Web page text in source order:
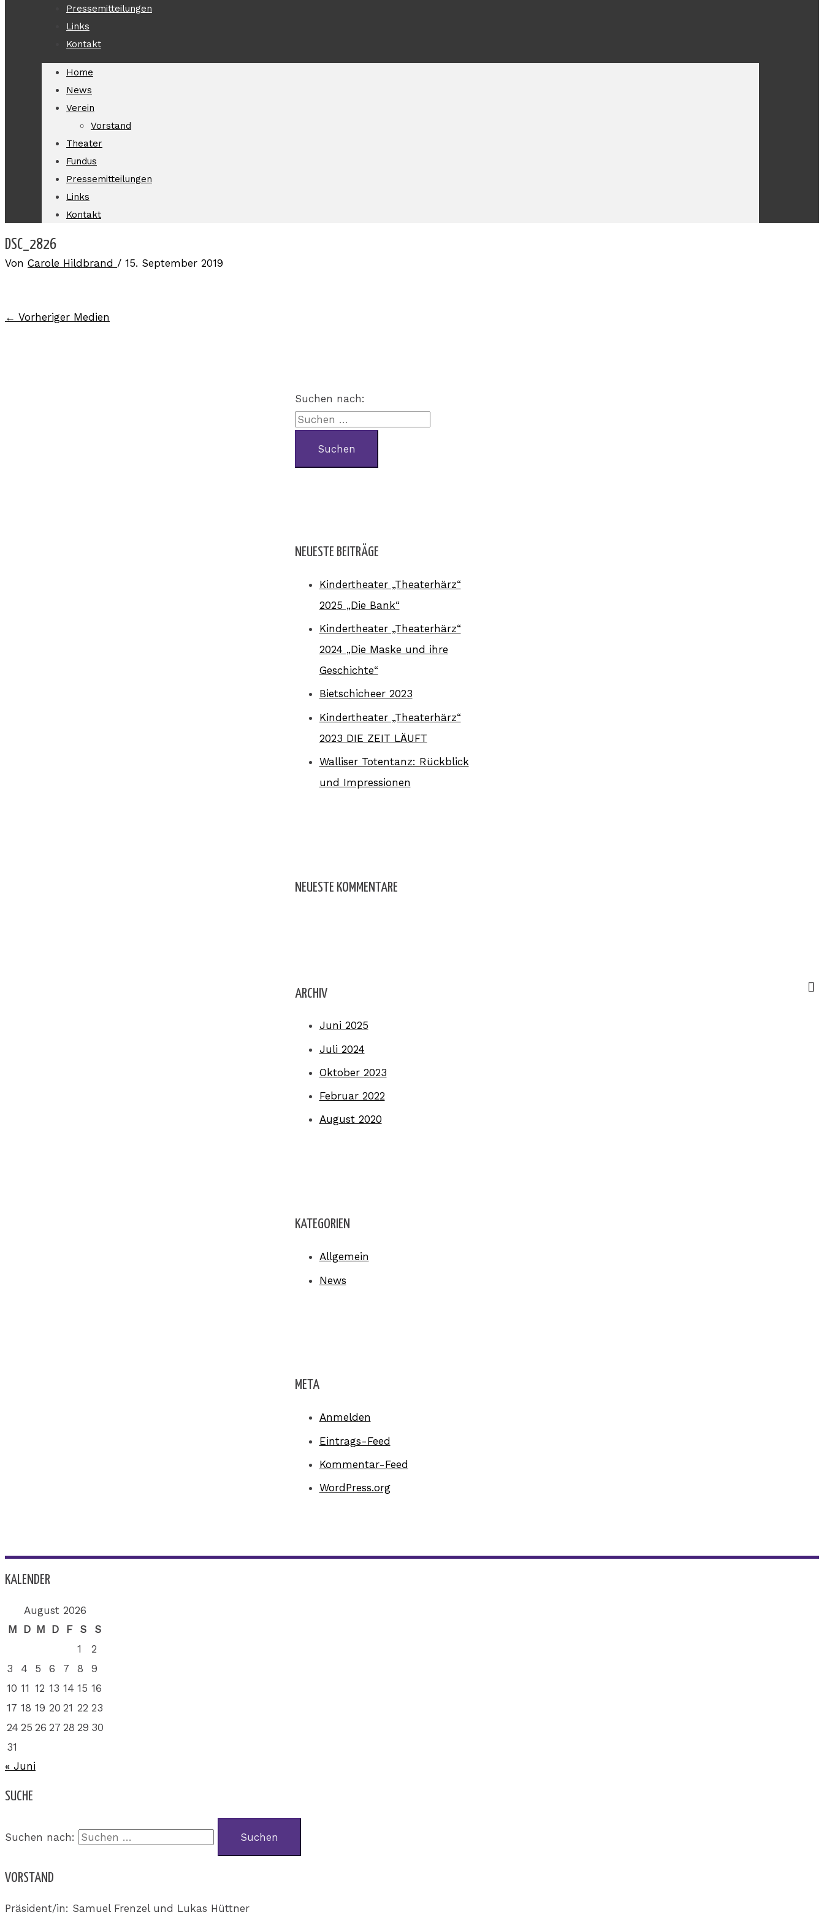
Pressemitteilungen
Links
Kontakt
Home
News
Verein
Vorstand
Theater
Fundus
Pressemitteilungen
Links
Kontakt
DSC_2826
Von Carole Hildbrand / 15. September 2019
← Vorheriger Medien
Suchen nach:
NEUESTE BEITRÄGE
Kindertheater „Theaterhärz“
2025 „Die Bank“
Kindertheater „Theaterhärz“
2024 „Die Maske und ihre
Geschichte“
Bietschicheer 2023
Kindertheater „Theaterhärz“
2023 DIE ZEIT LÄUFT
Walliser Totentanz: Rückblick
und Impressionen
NEUESTE KOMMENTARE
ARCHIV
Juni 2025
Juli 2024
Oktober 2023
Februar 2022
August 2020
KATEGORIEN
Allgemein
News
META
Anmelden
Eintrags-Feed
Kommentar-Feed
WordPress.org
KALENDER
August 2026
M
D M D F S
S
1
2
3
4 5 6 7 8
9
10 11 12 13 14 15 16
17 18 19 20 21 22 23
24 25 26 27 28 29 30
31
« Juni
SUCHE
Suchen nach:
VORSTAND
Präsident/in: Samuel Frenzel und Lukas Hüttner